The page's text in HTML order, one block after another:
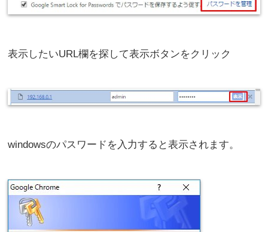
表示したいURL欄を探して表示ボタンをクリック
windowsのパスワードを入力すると表示されます。